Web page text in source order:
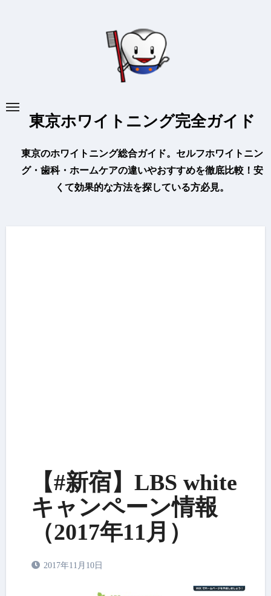
プ
東京ホワイトニング完全ガイド
東京のホワイトニング総合ガイド。セルフホワイトニン
グ・歯科・ホームケアの違いやおすすめを徹底比較！安
くて効果的な方法を探している方必見。
【#新宿】LBS white
キャンペーン情報
（2017年11月）
2017年11月10日